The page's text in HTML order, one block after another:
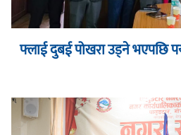
फ्लाई दुबई पोखरा उड्ने भएपछि